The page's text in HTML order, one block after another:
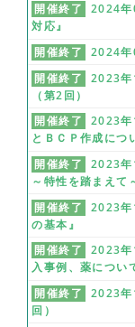
開催終了
2024年
対応』
開催終了
2024年
開催終了
2023年
（第2回）
開催終了
2023年
とＢＣＰ作成につ
開催終了
2023年
～特性を踏まえて
開催終了
2023年
の基本』
開催終了
2023年
入事例、薬につい
開催終了
2023年
回）